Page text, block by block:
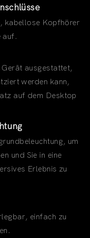
kabellose Kopfhörer
auf.
Gerät ausgestattet,
werden kann,
auf dem Desktop
um
und Sie in eine
Erlebnis zu
einfach zu